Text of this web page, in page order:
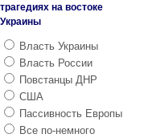
трагедиях на востоке
Украины
Власть Украины
Власть России
Повстанцы ДНР
США
Пассивность Европы
Все по-немного